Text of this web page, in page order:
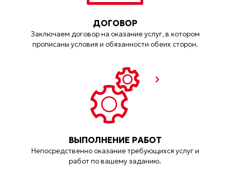
ДОГОВОР
Заключаем договор на оказание услуг, в котором
прописаны условия и обязанности обеих сторон.
ВЫПОЛНЕНИЕ РАБОТ
Непосредственно оказание требующихся услуг и
работ по вашему заданию.